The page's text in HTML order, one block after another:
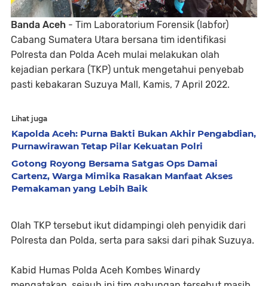
Banda Aceh - Tim Laboratorium Forensik (labfor)
Cabang Sumatera Utara bersana tim identifikasi
Polresta dan Polda Aceh mulai melakukan olah
kejadian perkara (TKP) untuk mengetahui penyebab
pasti kebakaran Suzuya Mall, Kamis, 7 April 2022.
Lihat juga
Kapolda Aceh: Purna Bakti Bukan Akhir Pengabdian,
Purnawirawan Tetap Pilar Kekuatan Polri
Gotong Royong Bersama Satgas Ops Damai
Cartenz, Warga Mimika Rasakan Manfaat Akses
Pemakaman yang Lebih Baik
Olah TKP tersebut ikut didampingi oleh penyidik dari
Polresta dan Polda, serta para saksi dari pihak Suzuya.
Kabid Humas Polda Aceh Kombes Winardy